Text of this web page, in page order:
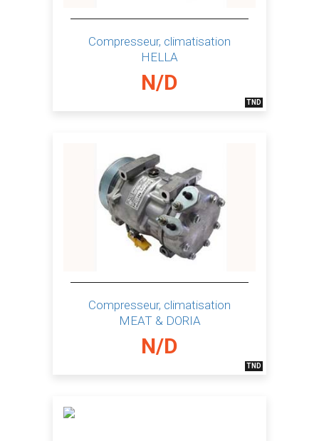
Compresseur, climatisation
HELLA
N/D
TND
Compresseur, climatisation
MEAT & DORIA
N/D
TND